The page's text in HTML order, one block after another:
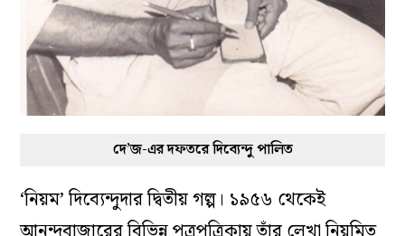
দে’জ-এর দফতরে দিব্যেন্দু পালিত
‘নিয়ম’ দিব্যেন্দুদার দ্বিতীয় গল্প। ১৯৫৬ থেকেই